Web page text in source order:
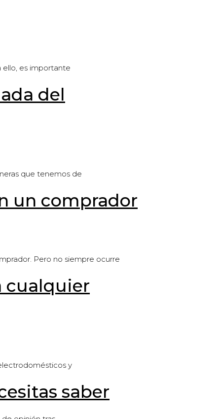
ello, es importante
del
que tenemos de
un comprador
Pero no siempre ocurre
cualquier
y
saber